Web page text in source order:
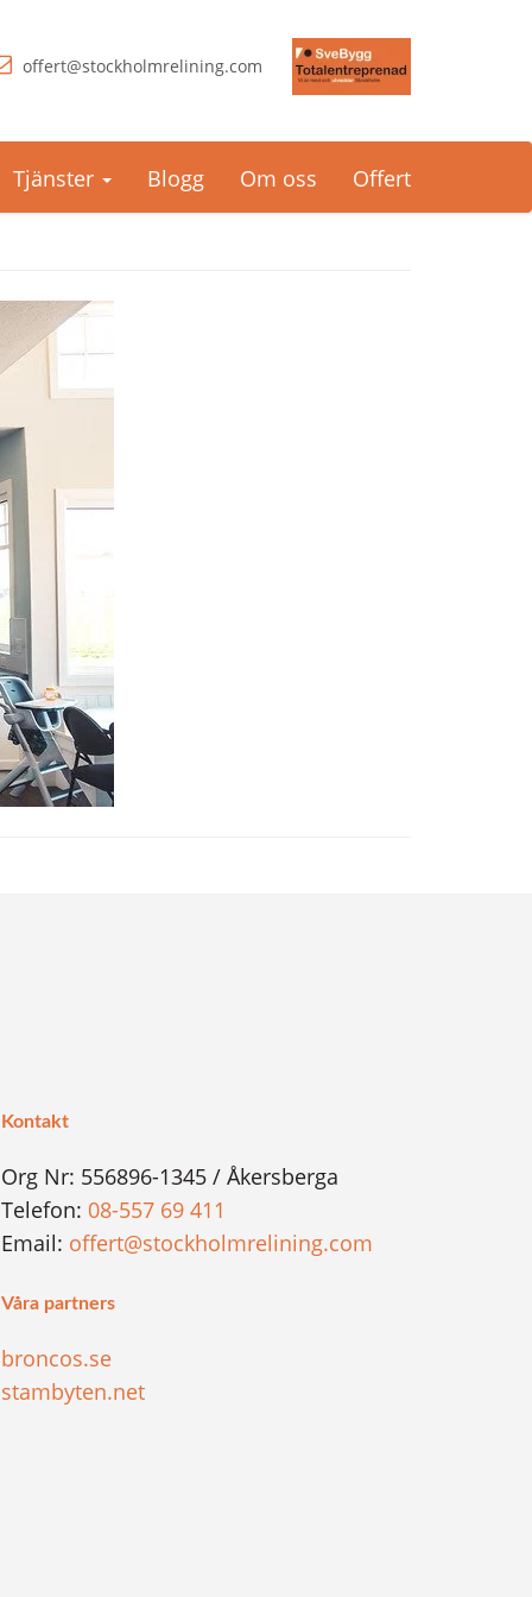
offert@stockholmrelining.com
Tjänster Blogg Om oss
Offert
Kontakt
Org Nr: 556896-1345 / Åkersberga
Telefon: 08-557 69 411
Email: offert@stockholmrelining.com
Våra partners
broncos.se
stambyten.net